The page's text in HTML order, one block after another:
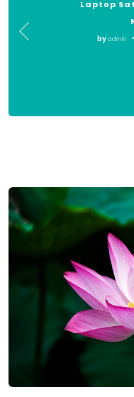
Laptop
byadmin